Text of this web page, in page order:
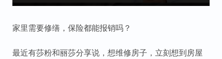
家里需要修缮，保险都能报销吗？
最近有莎粉和丽莎分享说，想维修房子，立刻想到房屋